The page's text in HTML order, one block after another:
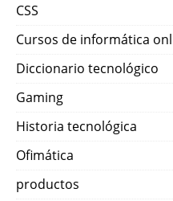
CSS
Cursos de informática
Diccionario tecnológico
Gaming
Historia tecnológica
Ofimática
productos